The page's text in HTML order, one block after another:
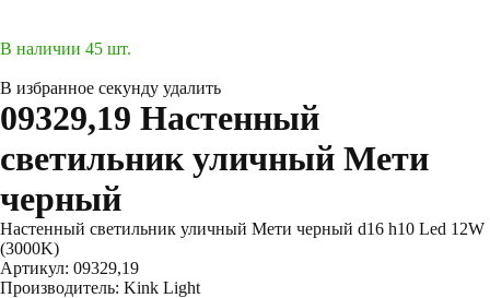
В наличии 45 шт.
В избранное секунду удалить
09329,19 Настенный
светильник уличный Мети
черный
Настенный светильник уличный Мети черный d16 h10 Led 12W
(3000K)
Артикул: 09329,19
Производитель: Kink Light